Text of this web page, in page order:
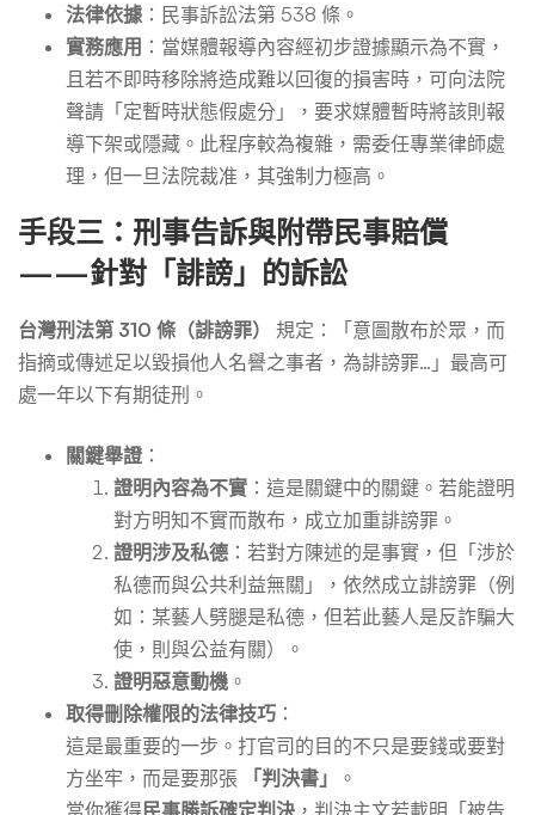
法律依據 ：民事訴訟法第 538 條。
實務應用 ：當媒體報導內容經初步證據顯示為不實，
且若不即時移除將造成難以回復的損害時，可向法院
聲請「定暫時狀態假處分」，要求媒體暫時將該則報
導下架或隱藏。此程序較為複雜，需委任專業律師處
理，但一旦法院裁准，其強制力極高。
手段三：刑事告訴與附帶民事賠償
——針對「誹謗」的訴訟
台灣刑法第 310 條（誹謗罪）
規定：「意圖散布於眾，而
指摘或傳述足以毀損他人名譽之事者，為誹謗罪…」最高可
處一年以下有期徒刑。
關鍵舉證 ：
證明內容為不實 ：這是關鍵中的關鍵。若能證明
對方明知不實而散布，成立加重誹謗罪。
證明涉及私德 ：若對方陳述的是事實，但「涉於
私德而與公共利益無關」，依然成立誹謗罪（例
如：某藝人劈腿是私德，但若此藝人是反詐騙大
使，則與公益有關）。
證明惡意動機 。
取得刪除權限的法律技巧 ：
這是最重要的一步。打官司的目的不只是要錢或要對
方坐牢，而是要那張
「判決書」
。
當你獲得民事勝訴確定判決 ，判決主文若載明「被告